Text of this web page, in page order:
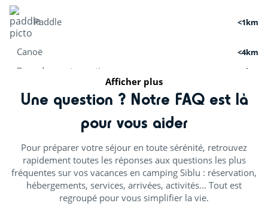
Paddle <1km
Canoë <4km
Base de sports nautiques <5km
<5km
Activités sportives
Terrain de tennis <1km
Quad <10km
Parachutisme
Afficher plus
Une question ? Notre FAQ est là
pour vous aider
Pour préparer votre séjour en toute sérénité, retrouvez
rapidement toutes les réponses aux questions les plus
fréquentes sur vos vacances en camping Siblu : réservation,
hébergements, services, arrivées, activités... Tout est
regroupé pour vous simplifier la vie.